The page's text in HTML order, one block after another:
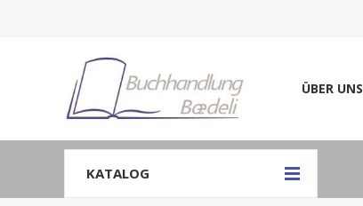
ÜBER UNS
KATALOG